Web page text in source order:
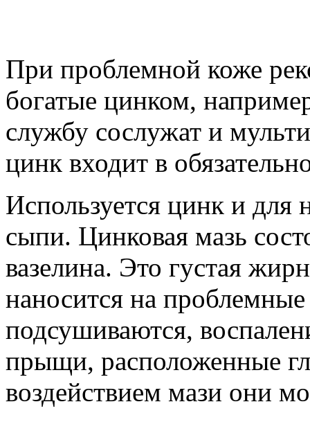
При проблемной коже
богатые цинком,
службу сослужат и
цинк входит в
Используется цинк и для
сыпи. Цинковая мазь
вазелина. Это густая
наносится на
подсушиваются,
прыщи, расположенные
воздействием мази они